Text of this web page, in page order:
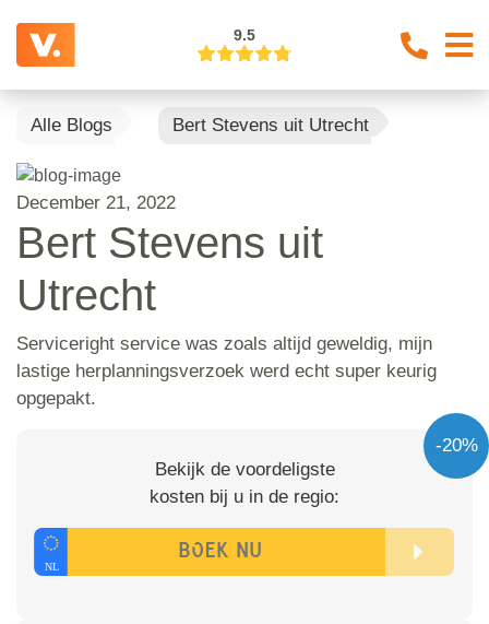
9.5
Alle Blogs Bert Stevens uit Utrecht
December 21, 2022
Bert Stevens uit
Utrecht
Serviceright service was zoals altijd geweldig, mijn
lastige herplanningsverzoek werd echt super keurig
opgepakt.
-20%
Bekijk de voordeligste
kosten bij u in de regio: